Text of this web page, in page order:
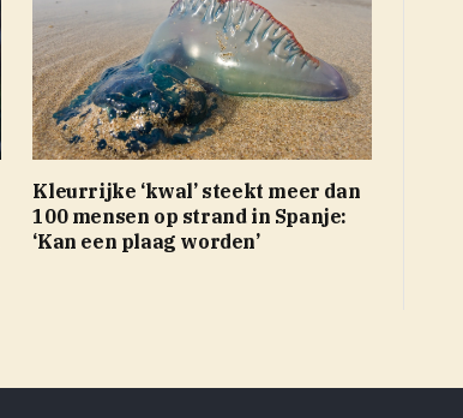
Kleurrijke ‘kwal’ steekt meer dan
100 mensen op strand in Spanje:
‘Kan een plaag worden’